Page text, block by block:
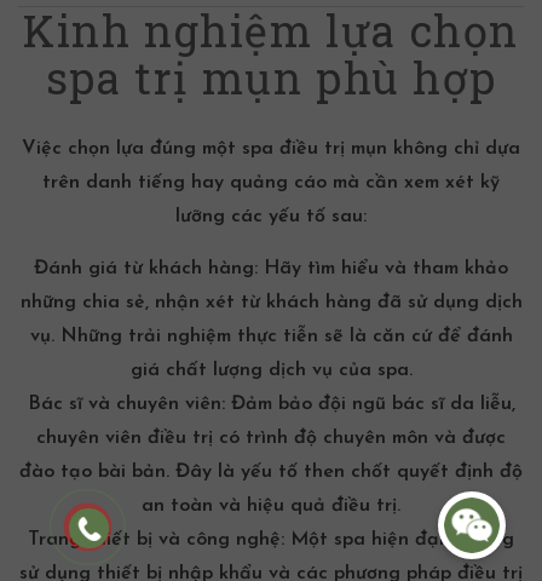
Kinh nghiệm lựa chọn
spa trị mụn phù hợp
Việc chọn lựa đúng một spa điều trị mụn không chỉ dựa
trên danh tiếng hay quảng cáo mà cần xem xét kỹ
lưỡng các yếu tố sau:
Đánh giá từ khách hàng: Hãy tìm hiểu và tham khảo
những chia sẻ, nhận xét từ khách hàng đã sử dụng dịch
vụ. Những trải nghiệm thực tiễn sẽ là căn cứ để đánh
giá chất lượng dịch vụ của spa.
Bác sĩ và chuyên viên:Đảm bảo đội ngũ bác sĩ da liễu,
chuyên viên điều trị có trình độ chuyên môn và được
đào tạo bài bản. Đây là yếu tố then chốt quyết định độ
an toàn và hiệu quả điều trị.
Trang thiết bị và công nghệ: Một spa hiện đại thường
sử dụng thiết bị nhập khẩu và các phương pháp điều trị